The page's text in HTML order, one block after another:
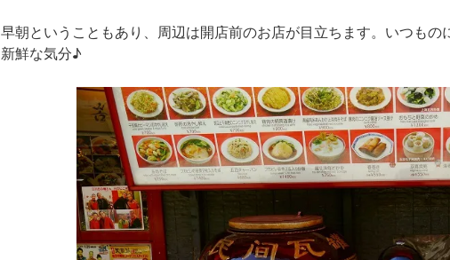
早朝ということもあり、周辺は開店前のお店が目立ちます。いつも
新鮮な気分♪